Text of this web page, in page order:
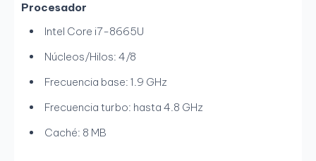
Procesador
Intel Core i7-8665U
Núcleos/Hilos: 4/8
Frecuencia base: 1.9 GHz
Frecuencia turbo: hasta 4.8 GHz
Caché: 8 MB